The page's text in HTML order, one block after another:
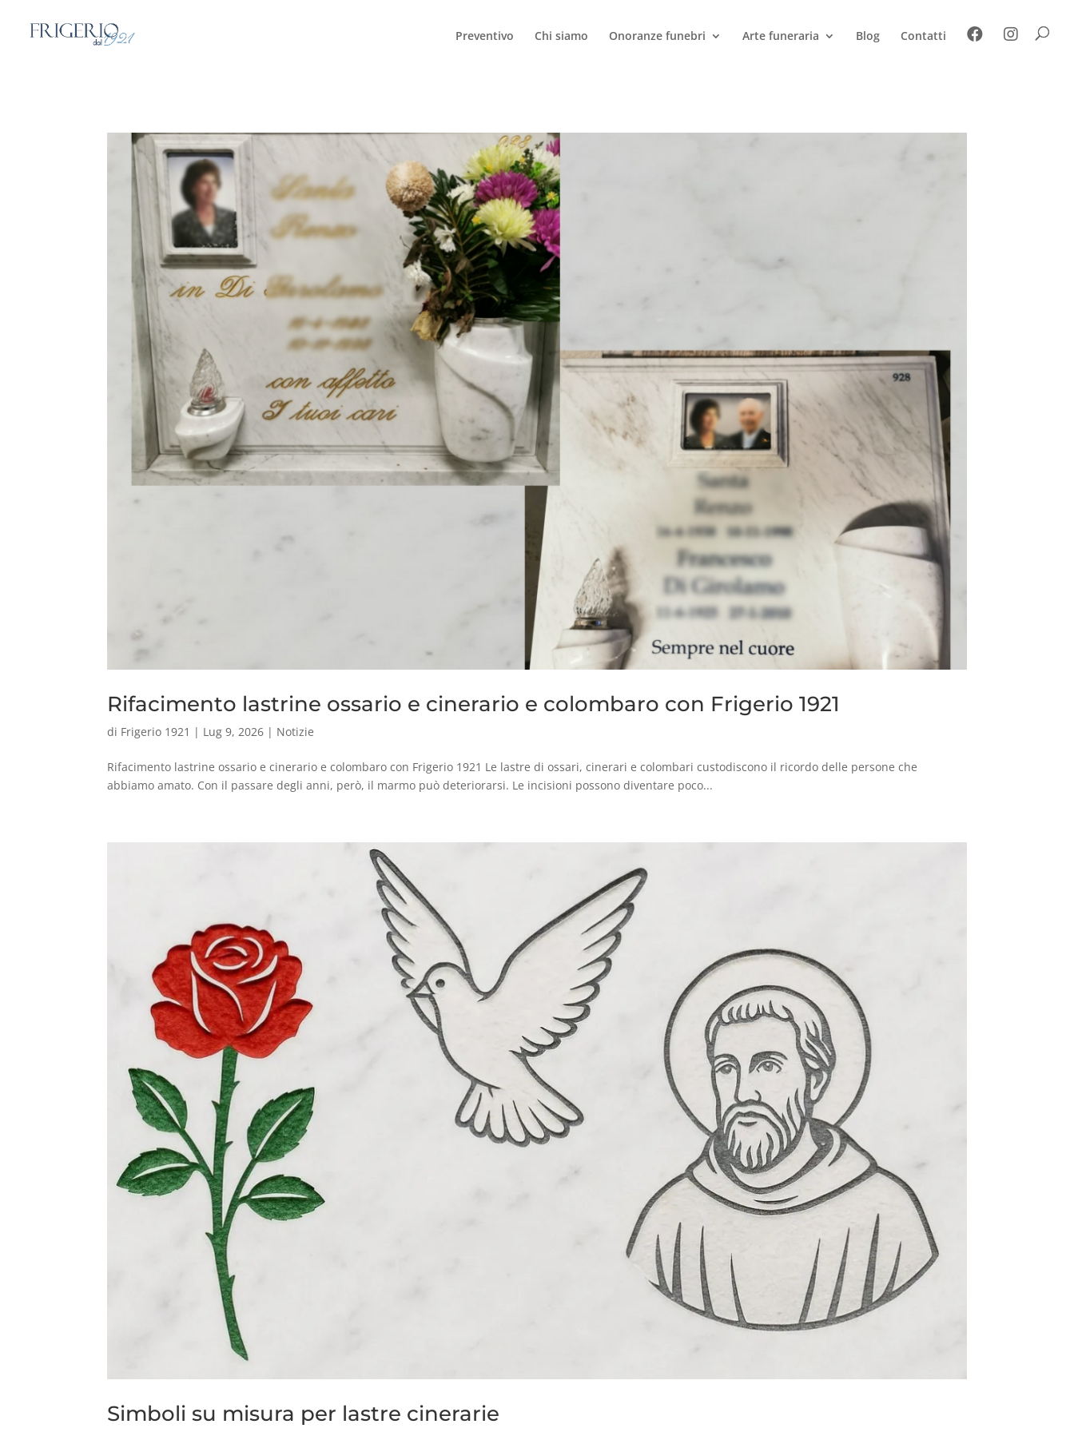
Preventivo Chi siamo Onoranze funebri Arte funeraria Blog Contatti
Rifacimento lastrine ossario e cinerario e colombaro con Frigerio 1921
di Frigerio 1921 | Lug 9, 2026 | Notizie
Rifacimento lastrine ossario e cinerario e colombaro con Frigerio 1921 Le lastre di ossari, cinerari e colombari custodiscono il ricordo delle persone che
abbiamo amato. Con il passare degli anni, però, il marmo può deteriorarsi. Le incisioni possono diventare poco...
Simboli su misura per lastre cinerarie